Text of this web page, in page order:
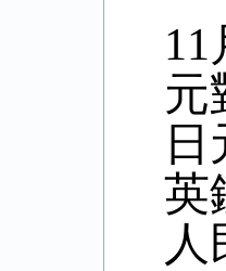
11
元
英